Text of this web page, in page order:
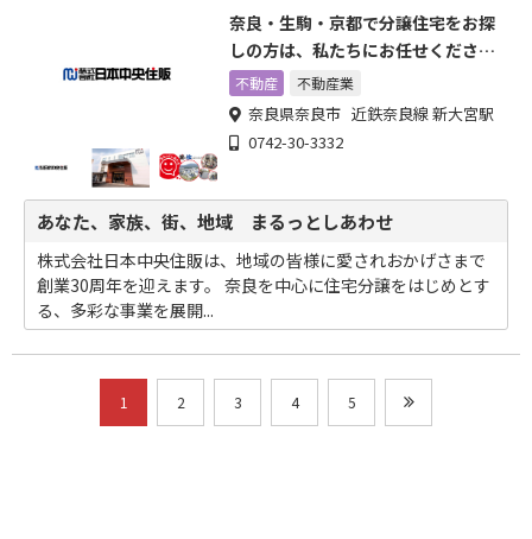
奈良・生駒・京都で分譲住宅をお探
しの方は、私たちにお任せくださ
い。
不動産 不動産業
奈良県奈良市 近鉄奈良線 新大宮駅
0742-30-3332
あなた、家族、街、地域 まるっとしあわせ
株式会社日本中央住販は、地域の皆様に愛されおかげさまで
創業30周年を迎えます。 奈良を中心に住宅分譲をはじめとす
る、多彩な事業を展開...
1 2 3 4 5